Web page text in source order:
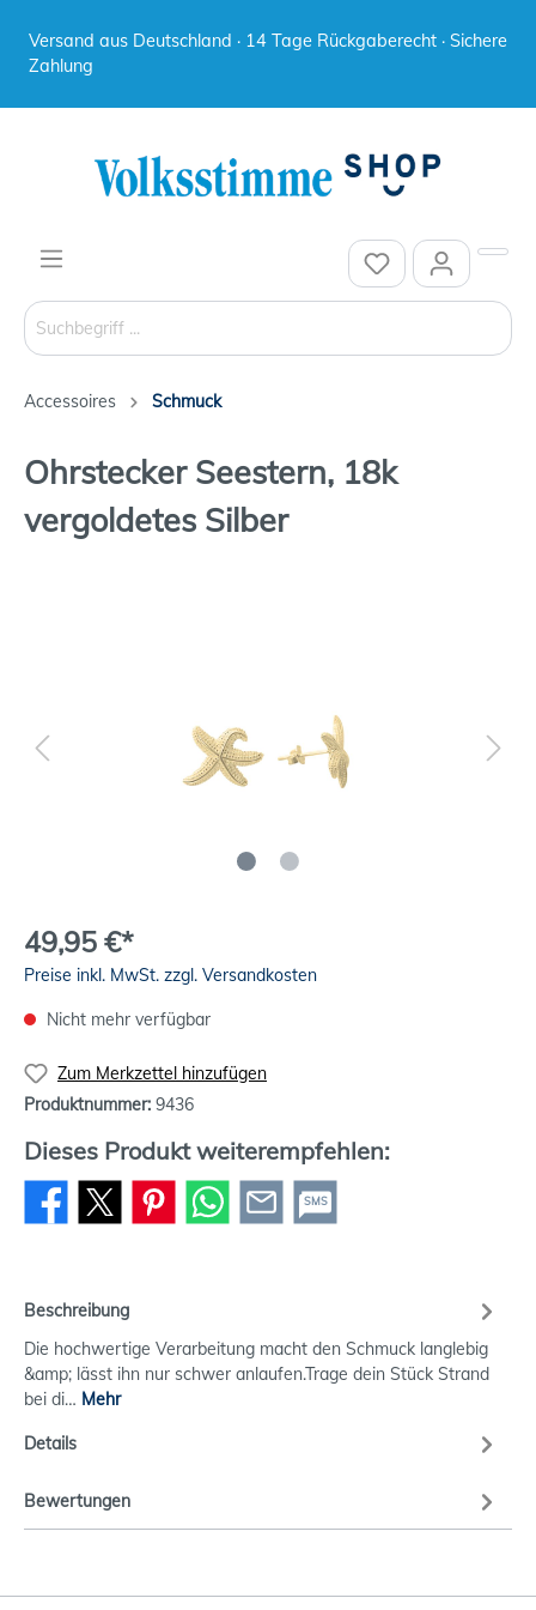
Versand aus Deutschland · 14 Tage Rückgaberecht · Sichere
Zahlung
Accessoires Schmuck
Ohrstecker Seestern, 18k
vergoldetes Silber
49,95 €*
Preise inkl. MwSt. zzgl. Versandkosten
Nicht mehr verfügbar
Zum Merkzettel hinzufügen
Produktnummer: 9436
Dieses Produkt weiterempfehlen:
SMS
Beschreibung
Die hochwertige Verarbeitung macht den Schmuck langlebig
&amp; lässt ihn nur schwer anlaufen.Trage dein Stück Strand
bei di… Mehr
Details
Bewertungen